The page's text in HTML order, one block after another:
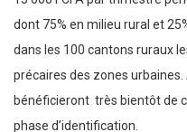
dont 75% en milieu rural et
dans les 100 cantons ruraux
précaires des zones
bénéficieront très bientôt de
phase d’identification.